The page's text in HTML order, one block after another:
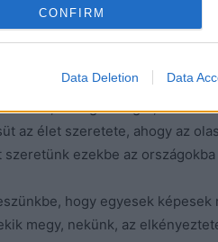
CONFIRM
Data Deletion Data
megkeresni a legapróbb
nem vall nagyszerű jellemre.
híresek, hogy sugárzik
Görögországra,
az élet szeretete, ahogy az
ezekbe az országokba
hogy egyesek képesek
megy, nekünk, az